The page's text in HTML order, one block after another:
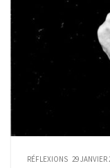
RÉFLEXIONS 29 JANVIER